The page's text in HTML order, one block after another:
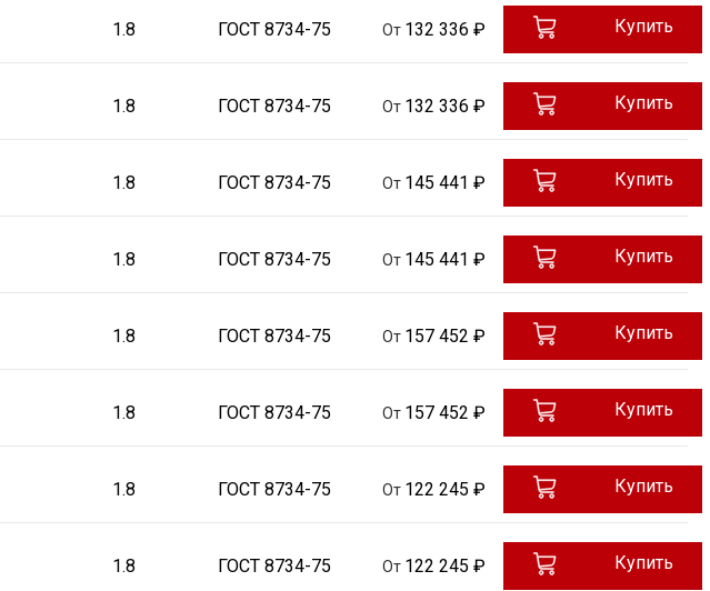
1.8 ГОСТ 8734-75 От 132 336 ₽ Купить
1.8 ГОСТ 8734-75 От 132 336 ₽ Купить
1.8 ГОСТ 8734-75 От 145 441 ₽ Купить
1.8 ГОСТ 8734-75 От 145 441 ₽ Купить
1.8 ГОСТ 8734-75 От 157 452 ₽ Купить
1.8 ГОСТ 8734-75 От 157 452 ₽ Купить
1.8 ГОСТ 8734-75 От 122 245 ₽ Купить
1.8 ГОСТ 8734-75 От 122 245 ₽ Купить